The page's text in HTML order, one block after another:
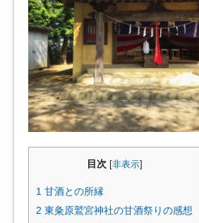
目次 [非表示]
1 甘酒との所縁
2 東粂原鷲宮神社の甘酒祭りの感想